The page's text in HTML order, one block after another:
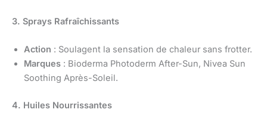
3. Sprays Rafraîchissants
Action : Soulagent la sensation de chaleur sans frotter.
Marques : Bioderma Photoderm After-Sun, Nivea Sun
Soothing Après-Soleil.
4. Huiles Nourrissantes